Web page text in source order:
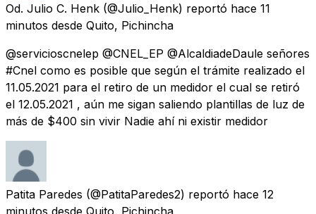
Od. Julio C. Henk (@Julio_Henk) reportó hace 11
minutos desde Quito, Pichincha
@servicioscnelep @CNEL_EP @AlcaldiadeDaule señores
#Cnel como es posible que según el trámite realizado el
11.05.2021 para el retiro de un medidor el cual se retiró
el 12.05.2021 , aún me sigan saliendo plantillas de luz de
más de $400 sin vivir Nadie ahí ni existir medidor
Patita Paredes (@PatitaParedes2) reportó hace 12
minutos desde Quito, Pichincha